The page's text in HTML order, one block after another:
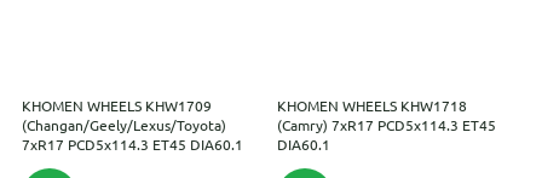
KHOMEN WHEELS KHW1709
(Changan/Geely/Lexus/Toyota)
7xR17 PCD5x114.3 ET45 DIA60.1
KHOMEN WHEELS KHW1718
(Camry) 7xR17 PCD5x114.3 ET45
DIA60.1